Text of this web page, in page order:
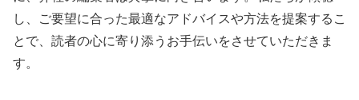
し、ご要望に合った最適なアドバイスや方法を提案するこ
とで、読者の心に寄り添うお手伝いをさせていただきま
す。